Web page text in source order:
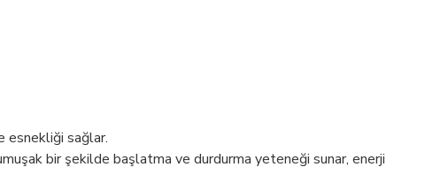
esnekliği sağlar.
bir şekilde başlatma ve durdurma yeteneği sunar, enerji